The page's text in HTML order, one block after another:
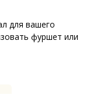
для вашего
фуршет или